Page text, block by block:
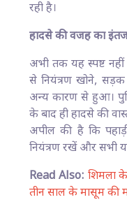
रही है।
हादसे की वजह का
अभी तक यह स्पष्ट नहीं
से नियंत्रण खोने, सड़क
अन्य कारण से हुआ।
के बाद ही हादसे की
अपील की है कि
नियंत्रण रखें और सभी
Read Also: शिमला
तीन साल के मासूम की